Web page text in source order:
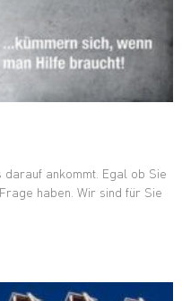
ankommt. Egal ob Sie
haben. Wir sind für Sie